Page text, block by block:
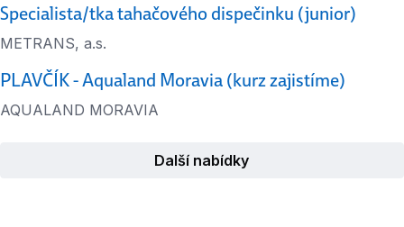
Specialista/tka tahačového dispečinku (junior)
METRANS, a.s.
PLAVČÍK - Aqualand Moravia (kurz zajistíme)
AQUALAND MORAVIA
Další nabídky